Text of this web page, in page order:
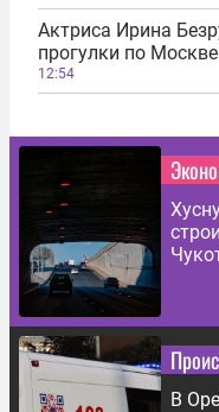
Актриса Ирина
прогулки по Москве
12:54
В